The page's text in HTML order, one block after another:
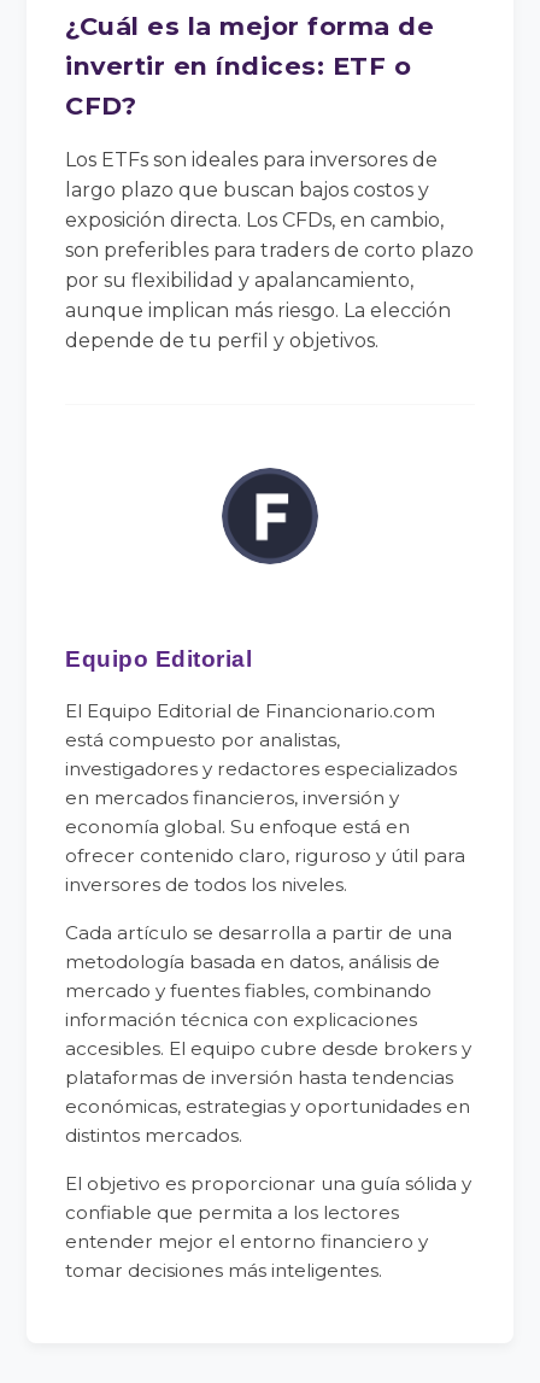
¿Cuál es la mejor forma de
invertir en índices: ETF o
CFD?
Los ETFs son ideales para inversores de
largo plazo que buscan bajos costos y
exposición directa. Los CFDs, en cambio,
son preferibles para traders de corto plazo
por su flexibilidad y apalancamiento,
aunque implican más riesgo. La elección
depende de tu perfil y objetivos.
Equipo Editorial
El Equipo Editorial de Financionario.com
está compuesto por analistas,
investigadores y redactores especializados
en mercados financieros, inversión y
economía global. Su enfoque está en
ofrecer contenido claro, riguroso y útil para
inversores de todos los niveles.
Cada artículo se desarrolla a partir de una
metodología basada en datos, análisis de
mercado y fuentes fiables, combinando
información técnica con explicaciones
accesibles. El equipo cubre desde brokers y
plataformas de inversión hasta tendencias
económicas, estrategias y oportunidades en
distintos mercados.
El objetivo es proporcionar una guía sólida y
confiable que permita a los lectores
entender mejor el entorno financiero y
tomar decisiones más inteligentes.